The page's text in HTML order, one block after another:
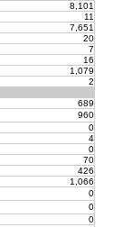
8,101
11
7,651
20
7
16
1,079
2
689
960
0
4
0
70
426
1,066
0
0
0